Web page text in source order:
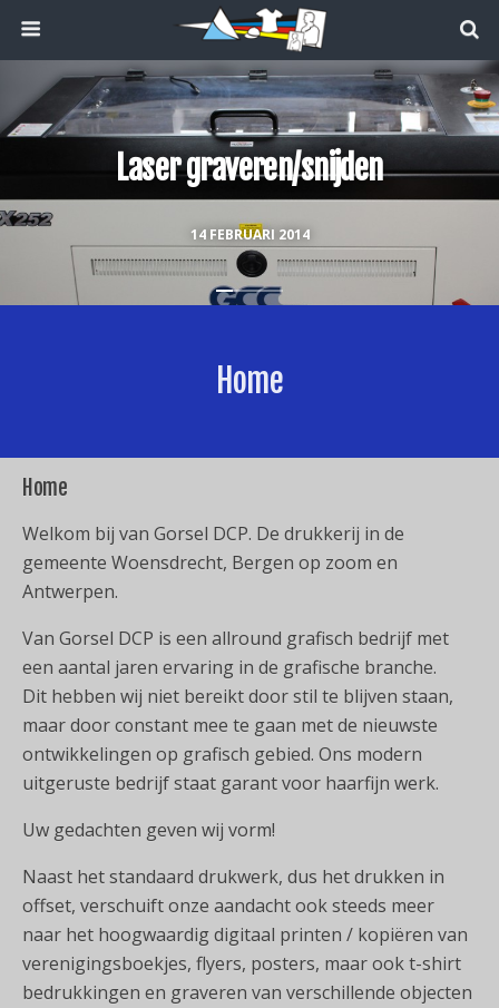
14 FEBRUARI 2014
Laser graveren/snijden
Home
Home
Welkom bij van Gorsel DCP. De drukkerij in de
gemeente Woensdrecht, Bergen op zoom en
Antwerpen.
Van Gorsel DCP is een allround grafisch bedrijf met
een aantal jaren ervaring in de grafische branche.
Dit hebben wij niet bereikt door stil te blijven staan,
maar door constant mee te gaan met de nieuwste
ontwikkelingen op grafisch gebied. Ons modern
uitgeruste bedrijf staat garant voor haarfijn werk.
Uw gedachten geven wij vorm!
Naast het standaard drukwerk, dus het drukken in
offset, verschuift onze aandacht ook steeds meer
naar het hoogwaardig digitaal printen / kopiëren van
verenigingsboekjes, flyers, posters, maar ook t-shirt
bedrukkingen en graveren van verschillende objecten